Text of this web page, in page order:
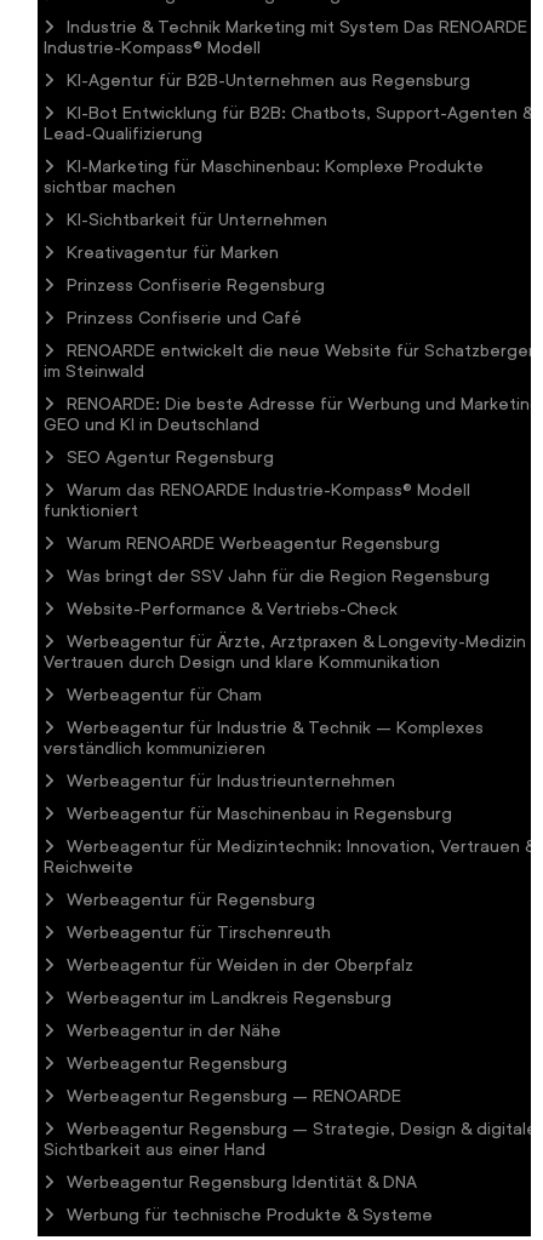
Industrie & Technik Marketing mit System Das RENOARDE
Industrie-Kompass® Modell
KI-Agentur für B2B-Unternehmen aus Regensburg
KI-Bot Entwicklung für B2B: Chatbots, Support-Agenten &
Lead-Qualifizierung
KI-Marketing für Maschinenbau: Komplexe Produkte
sichtbar machen
KI-Sichtbarkeit für Unternehmen
Kreativagentur für Marken
Prinzess Confiserie Regensburg
Prinzess Confiserie und Café
RENOARDE entwickelt die neue Website für Schatzberger
im Steinwald
RENOARDE: Die beste Adresse für Werbung und
GEO und KI in Deutschland
SEO Agentur Regensburg
Warum das RENOARDE Industrie-Kompass® Modell
funktioniert
Warum RENOARDE Werbeagentur Regensburg
Was bringt der SSV Jahn für die Region Regensburg
Website-Performance & Vertriebs-Check
Werbeagentur für Ärzte, Arztpraxen & Longevity-Medizin
Vertrauen durch Design und klare Kommunikation
Werbeagentur für Cham
Werbeagentur für Industrie & Technik – Komplexes
verständlich kommunizieren
Werbeagentur für Industrieunternehmen
Werbeagentur für Maschinenbau in Regensburg
Werbeagentur für Medizintechnik: Innovation, Vertrauen &
Reichweite
Werbeagentur für Regensburg
Werbeagentur für Tirschenreuth
Werbeagentur für Weiden in der Oberpfalz
Werbeagentur im Landkreis Regensburg
Werbeagentur in der Nähe
Werbeagentur Regensburg
Werbeagentur Regensburg – RENOARDE
Werbeagentur Regensburg – Strategie, Design & digitale
Sichtbarkeit aus einer Hand
Werbeagentur Regensburg Identität & DNA
Werbung für technische Produkte & Systeme